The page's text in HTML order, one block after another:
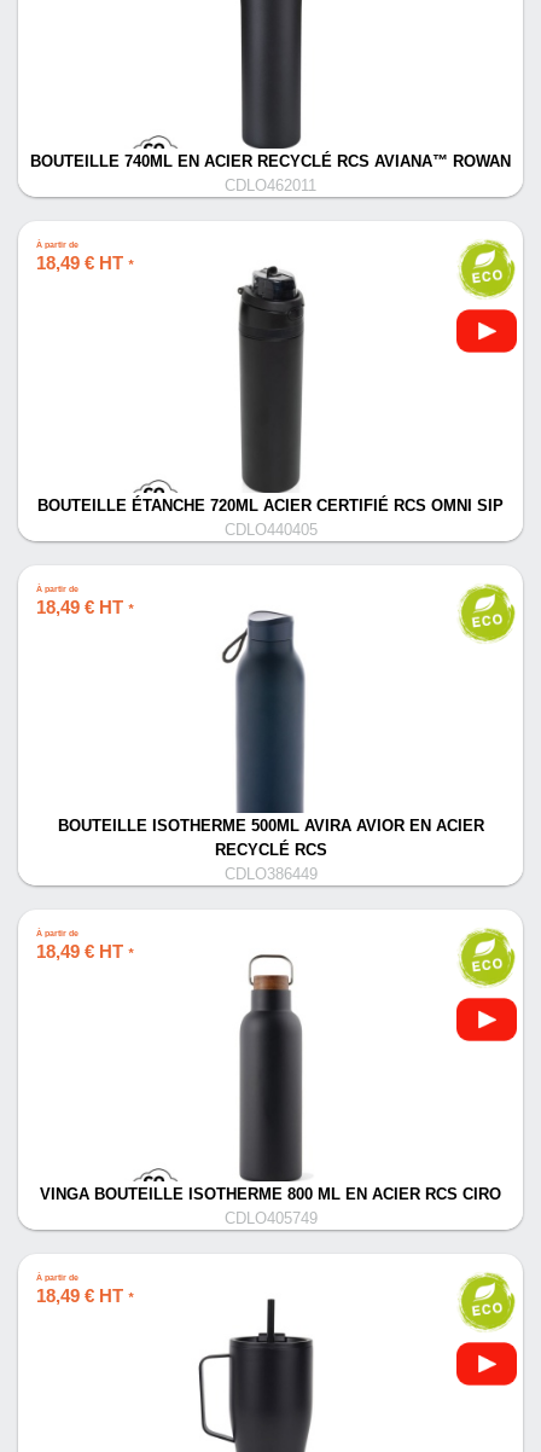
BOUTEILLE 740ML EN ACIER RECYCLÉ RCS AVIANA™ ROWAN
CDLO462011
À partir de
18,49 € HT *
BOUTEILLE ÉTANCHE 720ML ACIER CERTIFIÉ RCS OMNI SIP
CDLO440405
À partir de
18,49 € HT *
BOUTEILLE ISOTHERME 500ML AVIRA AVIOR EN ACIER
RECYCLÉ RCS
CDLO386449
À partir de
18,49 € HT *
VINGA BOUTEILLE ISOTHERME 800 ML EN ACIER RCS CIRO
CDLO405749
À partir de
18,49 € HT *